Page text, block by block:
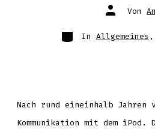
Autor
des Von
Kategorien
In Allgemeines ,
Nach rund eineinhalb
Kommunikation mit dem iPod.